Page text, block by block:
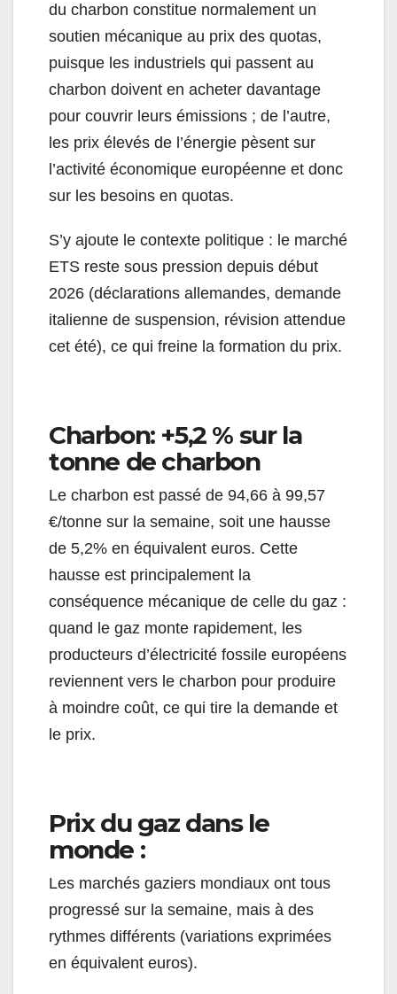
du charbon constitue normalement un
soutien mécanique au prix des quotas,
puisque les industriels qui passent au
charbon doivent en acheter davantage
pour couvrir leurs émissions ; de l’autre,
les prix élevés de l’énergie pèsent sur
l’activité économique européenne et donc
sur les besoins en quotas.
S’y ajoute le contexte politique : le marché
ETS reste sous pression depuis début
2026 (déclarations allemandes, demande
italienne de suspension, révision attendue
cet été), ce qui freine la formation du prix.
Charbon: +5,2 % sur la
tonne de charbon
Le charbon est passé de 94,66 à 99,57
€/tonne sur la semaine, soit une hausse
de 5,2% en équivalent euros. Cette
hausse est principalement la
conséquence mécanique de celle du gaz :
quand le gaz monte rapidement, les
producteurs d’électricité fossile européens
reviennent vers le charbon pour produire
à moindre coût, ce qui tire la demande et
le prix.
Prix du gaz dans le
monde ­:
Les marchés gaziers mondiaux ont tous
progressé sur la semaine, mais à des
rythmes différents (variations exprimées
en équivalent euros).